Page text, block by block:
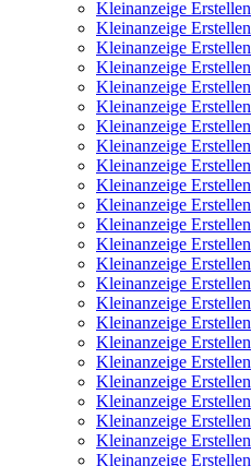
Kleinanzeige Erstellen
Kleinanzeige Erstellen
Kleinanzeige Erstellen
Kleinanzeige Erstellen
Kleinanzeige Erstellen
Kleinanzeige Erstellen
Kleinanzeige Erstellen
Kleinanzeige Erstellen
Kleinanzeige Erstellen
Kleinanzeige Erstellen
Kleinanzeige Erstellen
Kleinanzeige Erstellen
Kleinanzeige Erstellen
Kleinanzeige Erstellen
Kleinanzeige Erstellen
Kleinanzeige Erstellen
Kleinanzeige Erstellen
Kleinanzeige Erstellen
Kleinanzeige Erstellen
Kleinanzeige Erstellen
Kleinanzeige Erstellen
Kleinanzeige Erstellen
Kleinanzeige Erstellen
Kleinanzeige Erstellen